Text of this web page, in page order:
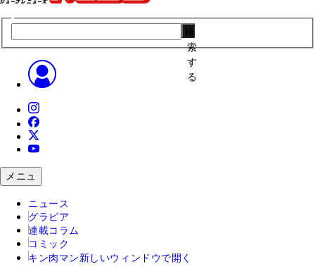
索
す
る
メニュ
ニュース
グラビア
連載コラム
コミック
キン肉マン 新しいウィンドウで開く